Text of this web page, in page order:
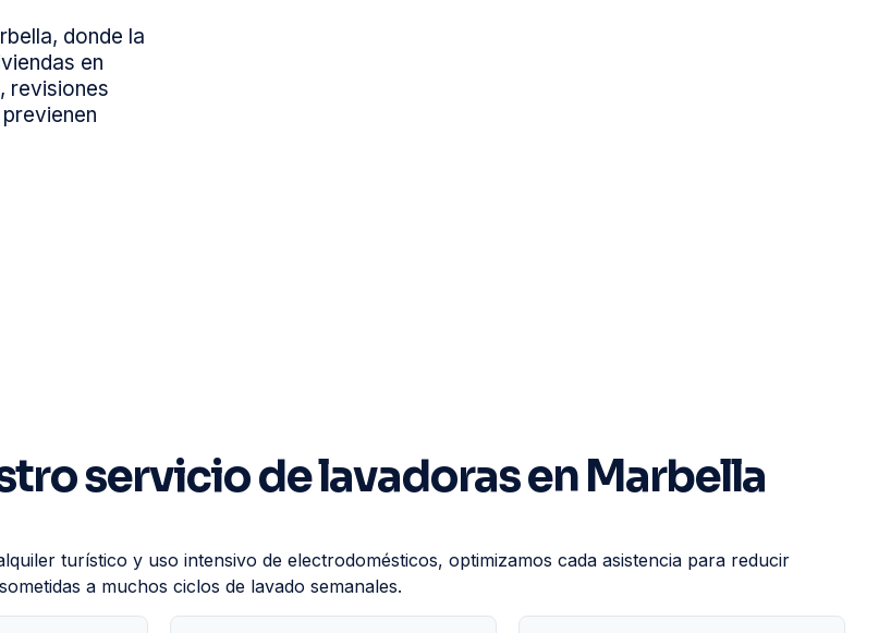
donde la
en
revisiones
servicio de lavadoras en Marbella
turístico y uso intensivo de electrodomésticos, optimizamos cada asistencia para reducir
a muchos ciclos de lavado semanales.